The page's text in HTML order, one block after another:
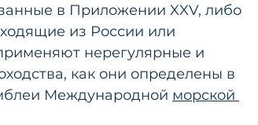
в Приложении XXV, либо
из России или
нерегулярные и
как они определены в
Международной морской